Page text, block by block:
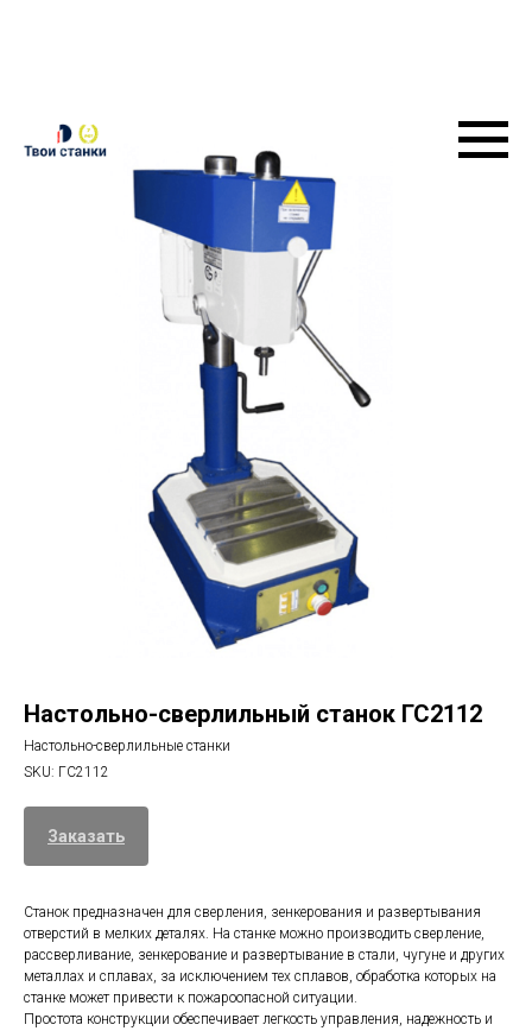
Настольно-сверлильный станок ГС2112
Настольно-сверлильные станки
SKU: ГС2112
Заказать
Станок предназначен для сверления, зенкерования и развертывания
отверстий в мелких деталях. На станке можно производить сверление,
рассверливание, зенкерование и развертывание в стали, чугуне и других
металлах и сплавах, за исключением тех сплавов, обработка которых на
станке может привести к пожароопасной ситуации.
Простота конструкции обеспечивает легкость управления, надежность и